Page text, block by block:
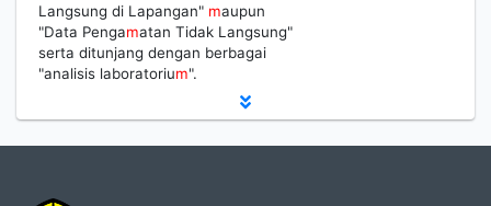
Langsung di Lapangan" maupun
"Data Pengamatan Tidak Langsung"
serta ditunjang dengan berbagai
"analisis laboratorium".